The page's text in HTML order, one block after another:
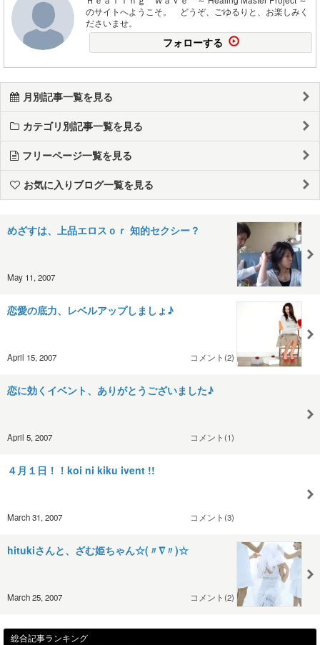
のサイトへようこそ。 どうぞ、ごゆるりと、お楽しみく
ださいませ。
フォローする
月別記事一覧を見る
カテゴリ別記事一覧を見る
フリーページ一覧を見る
お気に入りブログ一覧を見る
めざすは、上品エロスｏｒ 知的セクシー？
May 11, 2007
恋愛の底力、レベルアップしましょ♪
April 15, 2007 コメント(2)
恋に効くイベント、ありがとうございました♪
April 5, 2007 コメント(1)
４月１日！！koi ni kiku ivent !!
March 31, 2007 コメント(3)
hitukiさんと、ざむ姫ちゃん☆(〃∇〃)☆
March 25, 2007 コメント(2)
総合記事ランキング